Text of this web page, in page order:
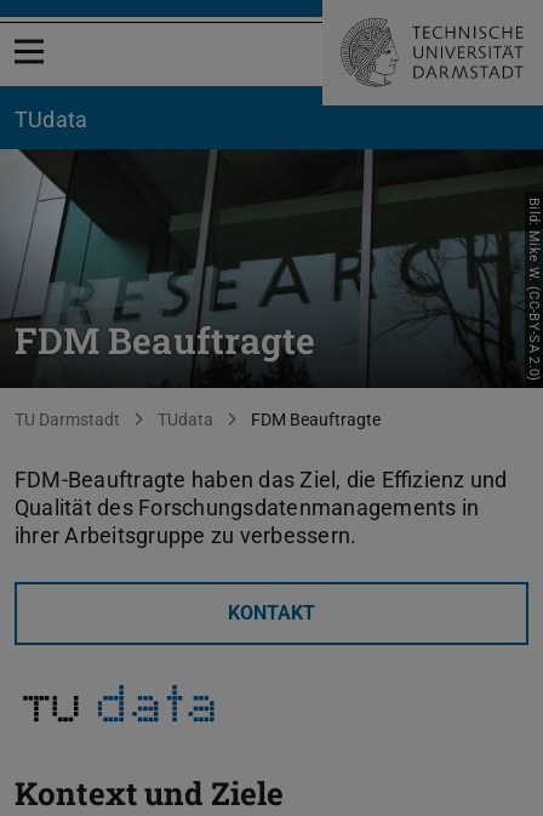
Menü öffnen
TUdata
FDM Beauftragte Bild: Mike W. (CC-BY-SA 2.0)
Sie befinden sich hier:
TU Darmstadt TUdata FDM Beauftragte
FDM-Beauftragte haben das Ziel, die Effizienz und
Qualität des Forschungsdatenmanagements in
ihrer Arbeitsgruppe zu verbessern.
KONTAKT
Kontext und Ziele